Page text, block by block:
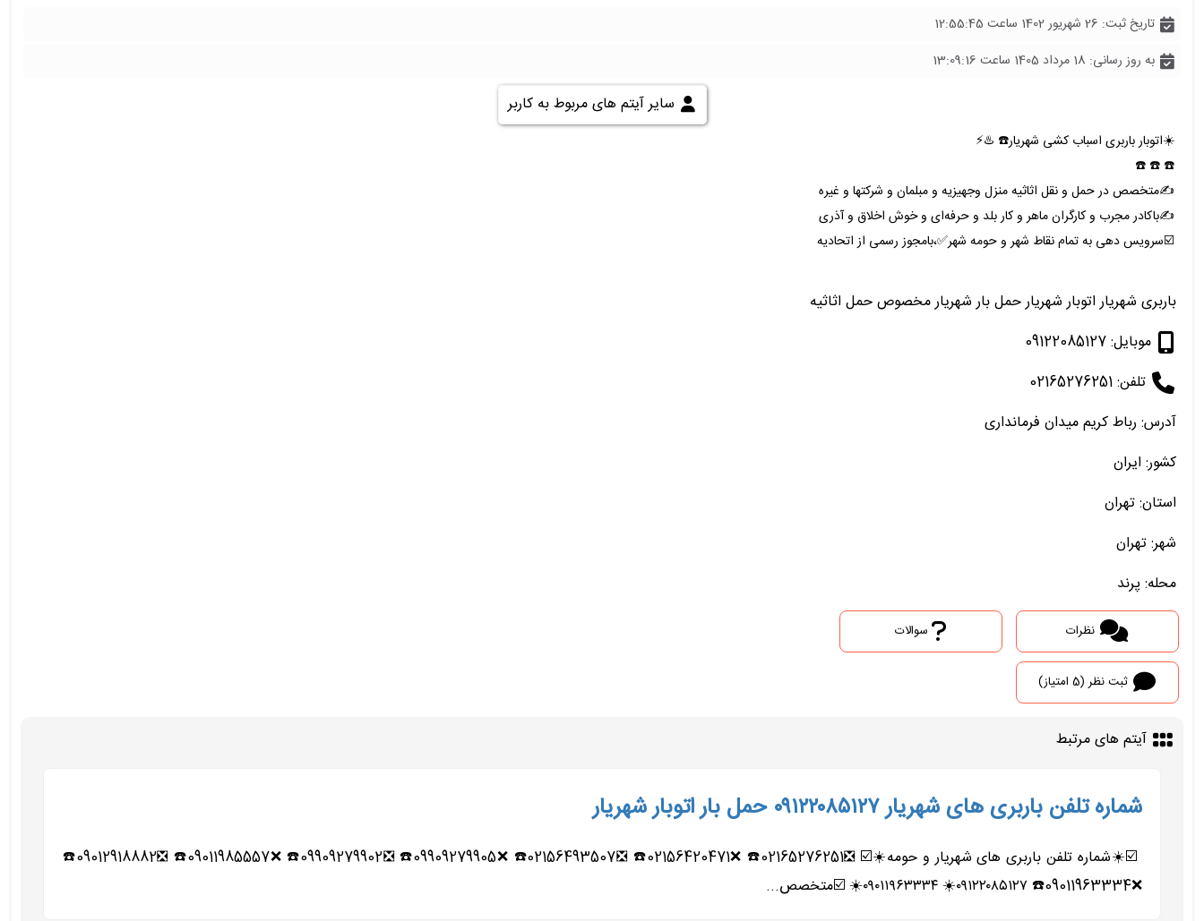
تاریخ ثبت: 26 شهریور 1402 ساعت 12:55:45
به روز رسانی: 18 مرداد 1405 ساعت 13:09:16
سایر آیتم های مربوط به کاربر
☀️اتوبار باربری اسباب کشی شهریار☎️ ♨️⚡
☎️ ☎️ ☎️
✍️متخصص در حمل و نقل اثاثیه منزل وجهیزیه و مبلمان و شرکتها و غیره
✍️باکادر مجرب و کارگران ماهر و کار بلد و حرفه‌ای و خوش اخلاق و آذری
☑️سرویس دهی به تمام نقاط شهر و حومه شهر✅،بامجوز رسمی از اتحادیه
باربری شهریار اتوبار شهریار حمل بار شهریار مخصوص حمل اثاثیه
موبایل: 09122085127
تلفن: 02165276251
آدرس: رباط کریم میدان فرمانداری
کشور: ایران
استان: تهران
شهر: تهران
محله: پرند
نظرات سوالات
ثبت نظر (5 امتیاز)
آیتم های مرتبط
شماره تلفن باربری های شهریار ۰۹۱۲۲۰۸۵۱۲۷ حمل بار اتوبار شهریار
☑️☀️شماره تلفن باربری های شهریار و حومه☀️☑️ ❎02165276251☎️ ❌02156420471☎️ ❎02156493507☎️ ❌09909279905☎️ ❎09909279902☎️ ❌09011985557☎️ ❎09012918882☎️
❌09011963334☎️ ۰۹۱۲۲۰۸۵۱۲۷☀️ ۰۹۰۱۱۹۶۳۳۳۴☀️ ☑️متخصص...